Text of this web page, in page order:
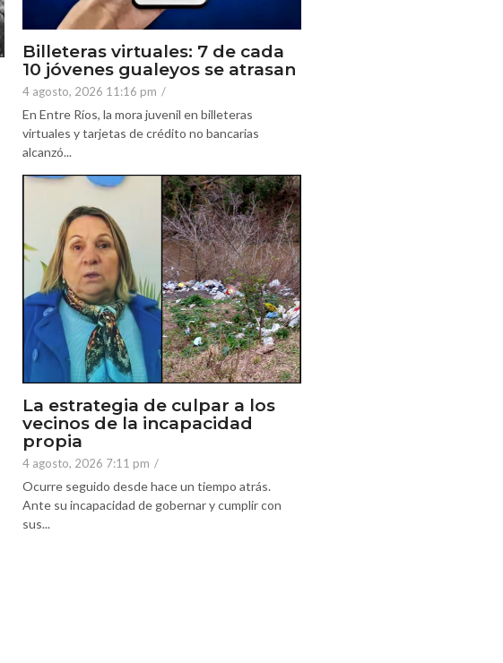
Billeteras virtuales: 7 de cada
10 jóvenes gualeyos se atrasan
4 agosto, 2026 11:16 pm /
En Entre Ríos, la mora juvenil en billeteras
virtuales y tarjetas de crédito no bancarias
alcanzó...
La estrategia de culpar a los
vecinos de la incapacidad
propia
4 agosto, 2026 7:11 pm /
Ocurre seguido desde hace un tiempo atrás.
Ante su incapacidad de gobernar y cumplir con
sus...